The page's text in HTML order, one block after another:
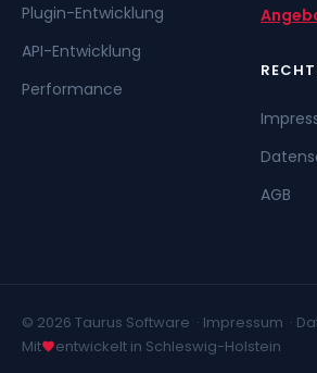
Plugin-Entwicklung
API-Entwicklung
Performance
AGB
© 2026 Taurus Software · Impressum ·
Mit
entwickelt in Schleswig-Holstein